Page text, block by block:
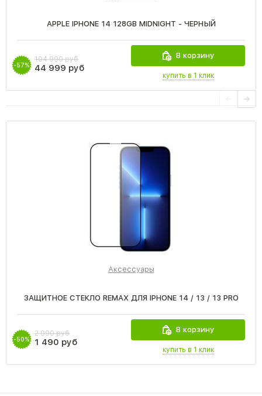
APPLE IPHONE 14 128GB MIDNIGHT - ЧЕРНЫЙ
-57%
104 990 руб
44 999 руб
В корзину
купить в 1 клик
Аксессуары
ЗАЩИТНОЕ СТЕКЛО REMAX ДЛЯ IPHONE 14 / 13 / 13 PRO
-50%
2 990 руб
1 490 руб
В корзину
купить в 1 клик